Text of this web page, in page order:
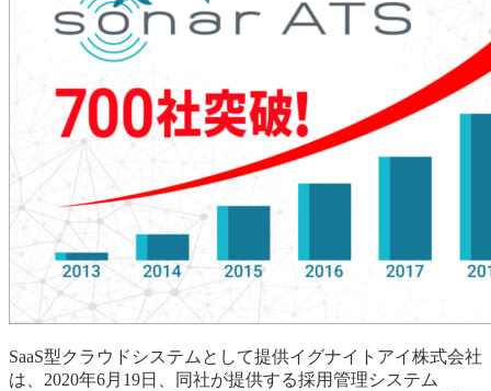
SaaS型クラウドシステムとして提供イグナイトアイ株式会社
は、2020年6月19日、同社が提供する採用管理システム